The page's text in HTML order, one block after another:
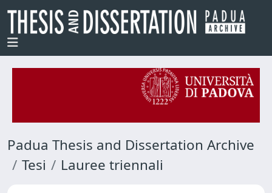
Padua Thesis and Dissertation Archive
Tesi
Lauree triennali